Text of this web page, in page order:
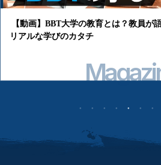
が語る
【完全ガイド】BBT大
単位認定・入学年次・